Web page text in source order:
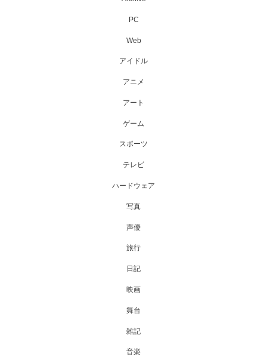
PC
Web
アイドル
アニメ
アート
ゲーム
スポーツ
テレビ
ハードウェア
写真
声優
旅行
日記
映画
舞台
雑記
音楽